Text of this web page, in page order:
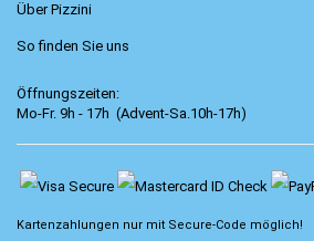
Über Pizzini
So finden Sie uns
Öffnungszeiten:
Mo-Fr. 9h - 17h (Advent-Sa.10h-17h)
Kartenzahlungen nur mit Secure-Code möglich!